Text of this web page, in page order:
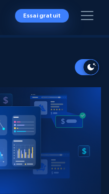
Essai gratuit